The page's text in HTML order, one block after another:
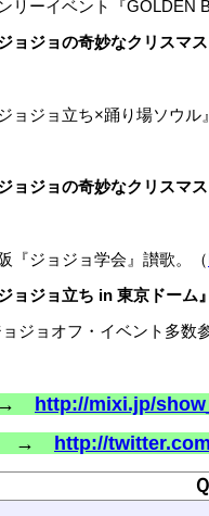
リーイベント『GOLDEN
ジョジョの奇妙なクリスマ
ジョジョ立ち×踊り場ソウ
ジョジョの奇妙なクリスマ
『ジョジョ学会』讃歌。（
ジョジョ立ち in 東京ドー
ョジョオフ・イベント多数
→ http://mixi.jp/
→ http://